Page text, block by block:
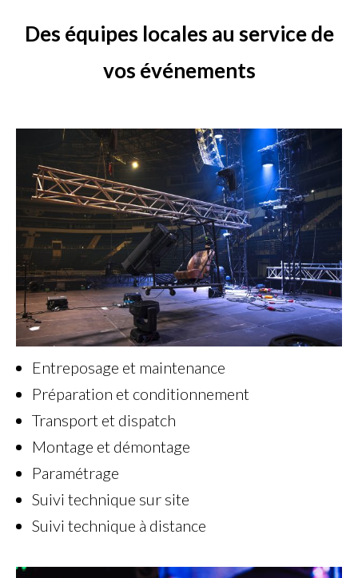
Des équipes locales au service de
vos événements
Entreposage et maintenance
Préparation et conditionnement
Transport et dispatch
Montage et démontage
Paramétrage
Suivi technique sur site
Suivi technique à distance